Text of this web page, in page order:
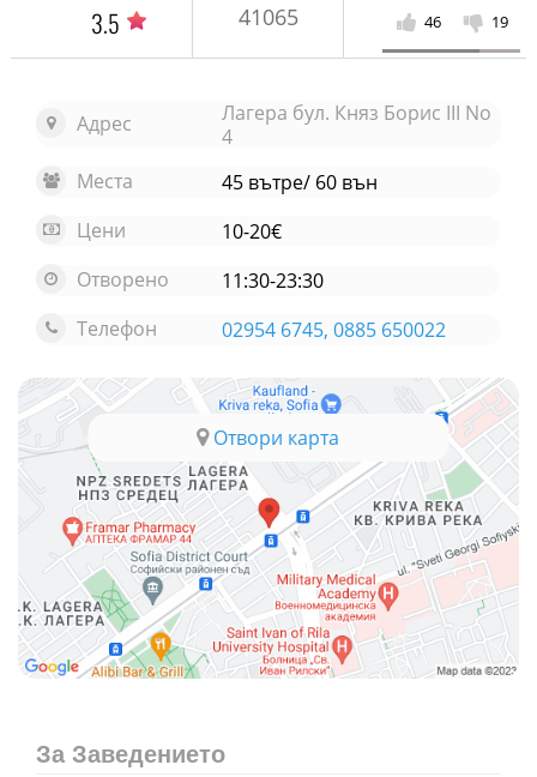
3.5 41065 46 19
Адрес
Лагера бул. Княз Борис III No
4
Места
45 вътре/ 60 вън
Цени
10-20€
Отворено
11:30-23:30
Телефон
02954 6745, 0885 650022
Отвори карта
За Заведението